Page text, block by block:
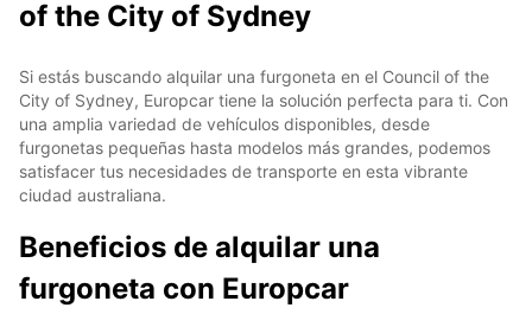
of the City of Sydney
Si estás buscando alquilar una furgoneta en el Council of the
City of Sydney, Europcar tiene la solución perfecta para ti. Con
una amplia variedad de vehículos disponibles, desde
furgonetas pequeñas hasta modelos más grandes, podemos
satisfacer tus necesidades de transporte en esta vibrante
ciudad australiana.
Beneficios de alquilar una
furgoneta con Europcar